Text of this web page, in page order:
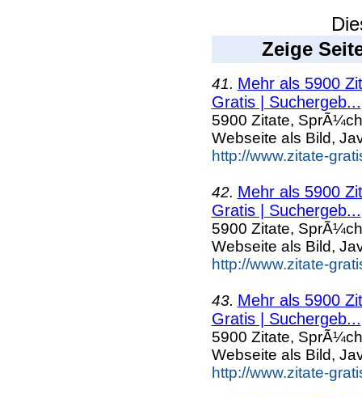
Zeige
41. Mehr als 5900
Gratis | Suchergeb...
5900 Zitate,
Webseite als Bild,
http://www.zitate-
42. Mehr als 5900
Gratis | Suchergeb...
5900 Zitate,
Webseite als Bild,
http://www.zitate-
43. Mehr als 5900
Gratis | Suchergeb...
5900 Zitate,
Webseite als Bild,
http://www.zitate-